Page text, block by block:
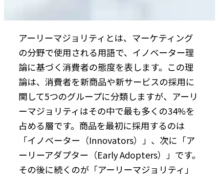
アーリーマジョリティとは、マーケティング
の分野で使用される用語で、イノベーター理
論に基づく消費者の態度を表します。この理
論は、消費者を新商品や新サービスの採用に
関して5つのグループに分類しますが、アーリ
ーマジョリティはその中で最も多くの34%を
占める層です。商品を最初に採用するのは
「イノベーター（Innovators）」、次に「ア
ーリーアダプター（Early Adopters）」です。
その後に続くのが「アーリーマジョリティ」